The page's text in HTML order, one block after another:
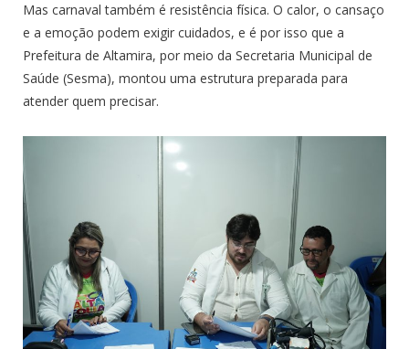
Mas carnaval também é resistência física. O calor, o cansaço
e a emoção podem exigir cuidados, e é por isso que a
Prefeitura de Altamira, por meio da Secretaria Municipal de
Saúde (Sesma), montou uma estrutura preparada para
atender quem precisar.